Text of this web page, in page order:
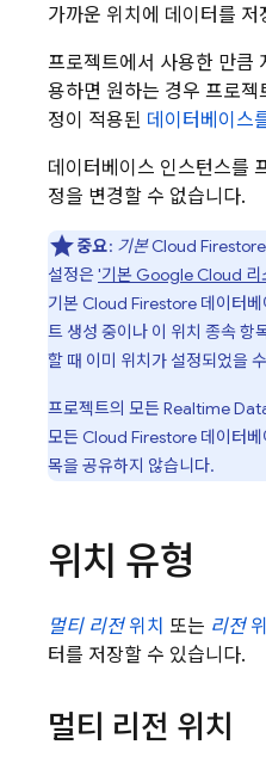
가까운 위치에 데이터를 저
프로젝트에서 사용한 만큼
용하면 원하는 경우 프로
정이 적용된 데이터베이스
데이터베이스 인스턴스를
정을 변경할 수 없습니다.
중요: 기본 Cloud Firestore
설정은'기본 Google Cloud 리
기본 Cloud Firestore 데이터
트 생성 중이나 이 위치 종속 항
할 때 이미 위치가 설정되었을
프로젝트의 모든Realtime
모든 Cloud Firestore 데이터
목을 공유하지 않습니다.
위치 유형
멀티 리전위치 또는 리전
터를 저장할 수 있습니다.
멀티 리전 위치